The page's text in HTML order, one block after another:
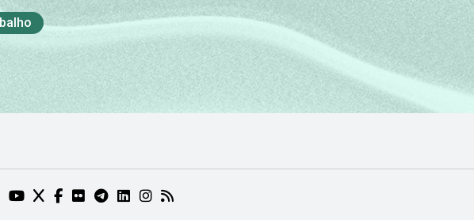
YOUTUBE DO NIC.BR (ABRE EM NOVA ABA)
TWITTER DO NIC.BR (ABRE EM NOVA ABA)
FACEBOOK DO NIC.BR (ABRE EM NOVA ABA)
FLICKR DO NIC.BR (ABRE EM NOVA ABA)
TELEGRAM DO NIC.BR (ABRE EM NOVA ABA)
LINKEDIN DO NIC.BR (ABRE EM NOVA ABA)
INSTAGRAM DO NIC.BR (ABRE EM NOVA ABA)
RSS DO NIC.BR (ABRE EM NOVA ABA)